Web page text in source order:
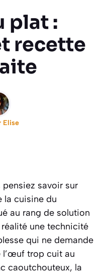
plat :
recette
Elise
savoir sur
la cuisine du
au rang de solution
une technicité
qui ne demande
l’œuf trop cuit au
caoutchouteux, la